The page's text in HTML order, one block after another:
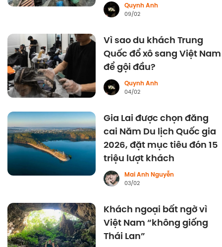
Quynh Anh
09/02
Vì sao du khách Trung
Quốc đổ xô sang Việt Nam
để gội đầu?
Quynh Anh
04/02
Gia Lai được chọn đăng
cai Năm Du lịch Quốc gia
2026, đặt mục tiêu đón 15
triệu lượt khách
Mai Anh Nguyễn
03/02
Khách ngoại bất ngờ vì
Việt Nam “không giống
Thái Lan”